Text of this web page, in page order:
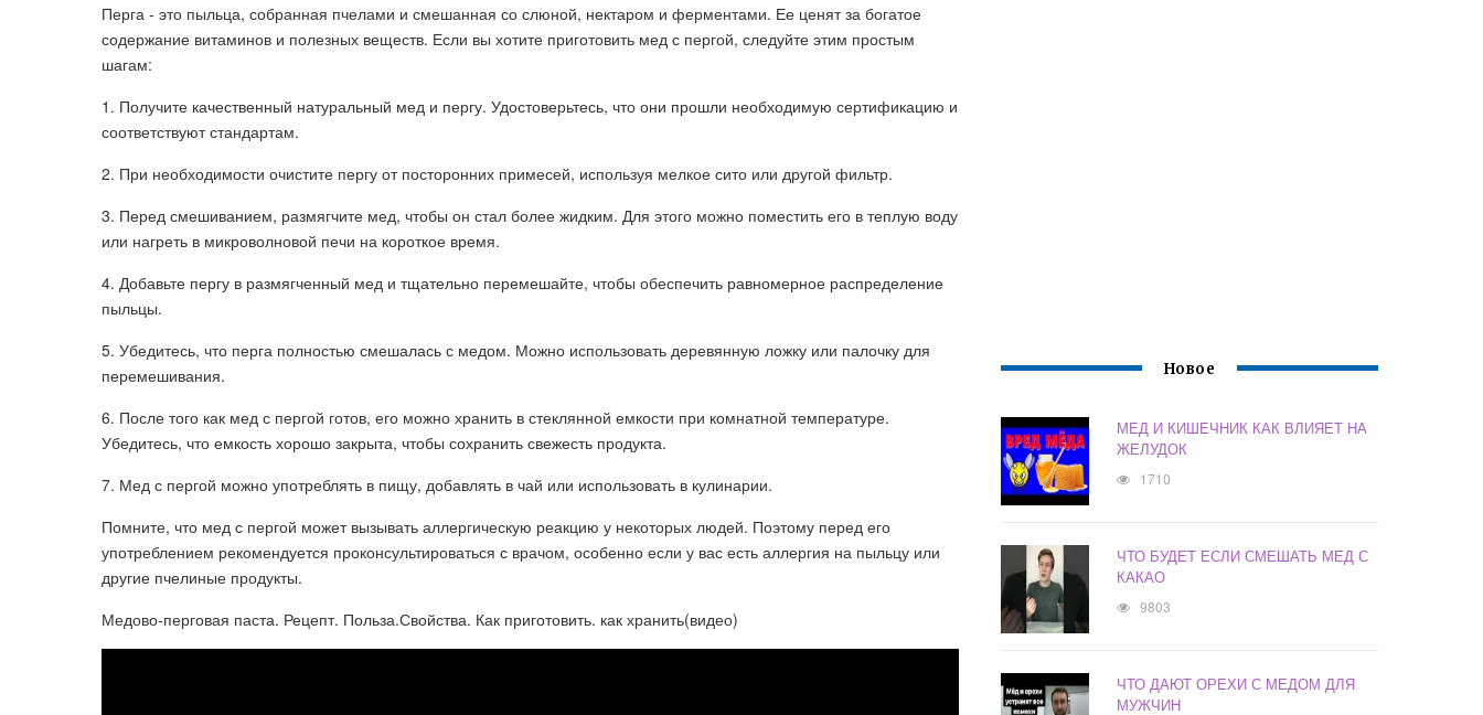
Перга - это пыльца, собранная пчелами и смешанная со слюной, нектаром и ферментами. Ее ценят за богатое
содержание витаминов и полезных веществ. Если вы хотите приготовить мед с пергой, следуйте этим простым
шагам:
1. Получите качественный натуральный мед и пергу. Удостоверьтесь, что они прошли необходимую сертификацию и
соответствуют стандартам.
2. При необходимости очистите пергу от посторонних примесей, используя мелкое сито или другой фильтр.
3. Перед смешиванием, размягчите мед, чтобы он стал более жидким. Для этого можно поместить его в теплую воду
или нагреть в микроволновой печи на короткое время.
4. Добавьте пергу в размягченный мед и тщательно перемешайте, чтобы обеспечить равномерное распределение
пыльцы.
5. Убедитесь, что перга полностью смешалась с медом. Можно использовать деревянную ложку или палочку для
перемешивания.
6. После того как мед с пергой готов, его можно хранить в стеклянной емкости при комнатной температуре.
Убедитесь, что емкость хорошо закрыта, чтобы сохранить свежесть продукта.
7. Мед с пергой можно употреблять в пищу, добавлять в чай или использовать в кулинарии.
Помните, что мед с пергой может вызывать аллергическую реакцию у некоторых людей. Поэтому перед его
употреблением рекомендуется проконсультироваться с врачом, особенно если у вас есть аллергия на пыльцу или
другие пчелиные продукты.
Медово-перговая паста. Рецепт. Польза.Свойства. Как приготовить. как хранить(видео)
Новое
МЕД И КИШЕЧНИК КАК ВЛИЯЕТ НА
ЖЕЛУДОК
1710
ЧТО БУДЕТ ЕСЛИ СМЕШАТЬ МЕД С
КАКАО
9803
ЧТО ДАЮТ ОРЕХИ С МЕДОМ ДЛЯ
МУЖЧИН